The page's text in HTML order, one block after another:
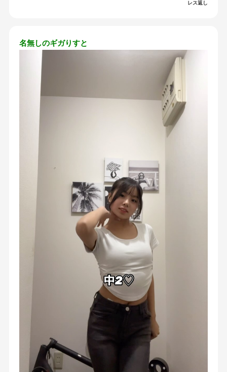
レス返し
名無しのギガりすと